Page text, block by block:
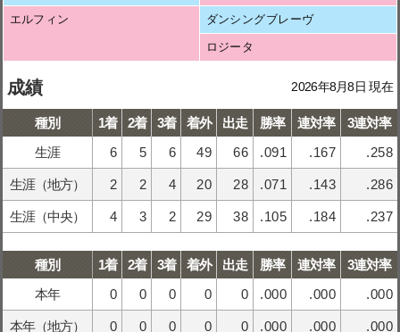
エルフィン ダンシングブレーヴ
ロジータ
成績 2026年8月8日 現在
種別 1着 2着 3着 着外 出走 勝率 連対率
3連対率
生涯
6 5 6 49 66 .091 .167 .258
生涯（地方） 2 2 4 20 28 .071 .143 .286
生涯（中央） 4 3 2 29 38 .105 .184 .237
種別 1着 2着 3着 着外 出走 勝率 連対率
3連対率
本年
0 0 0 0 0 .000 .000 .000
本年（地方） 0 0 0 0 0 .000 .000 .000